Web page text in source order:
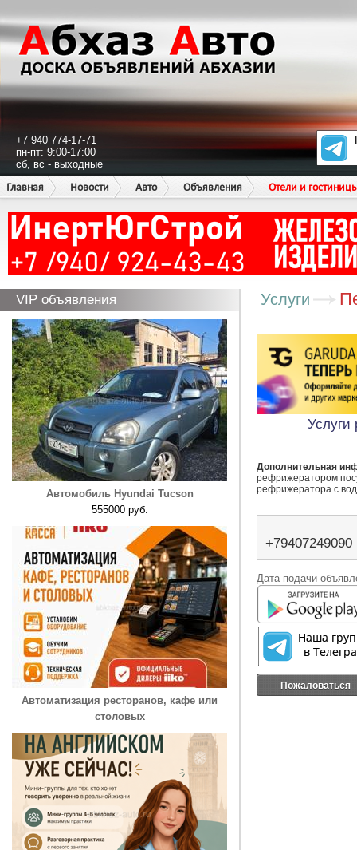
+7 940 774-17-71
пн-пт: 9:00-17:00
сб, вс - выходные
Главная
Новости Авто Объявления Отели и
VIP объявления
Автомобиль Hyundai Tucson
555000 руб.
Автоматизация ресторанов, кафе или
столовых
Услуги
Услуги
Дополнительная
рефрижератором
рефрижератора с
+79407249090
Дата подачи
Пожаловаться